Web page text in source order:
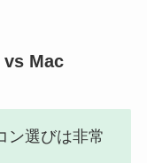
vs Mac
ン選びは非常